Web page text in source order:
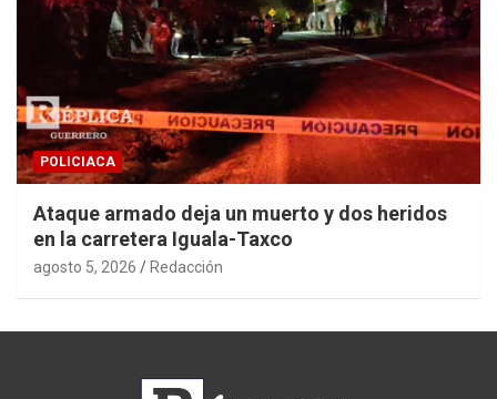
POLICIACA
Ataque armado deja un muerto y dos heridos
en la carretera Iguala-Taxco
agosto 5, 2026 Redacción